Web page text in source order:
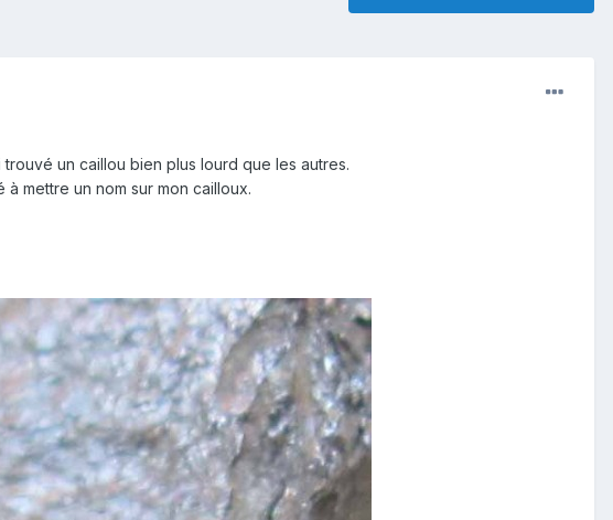
un caillou bien plus lourd que les autres.
mettre un nom sur mon cailloux.